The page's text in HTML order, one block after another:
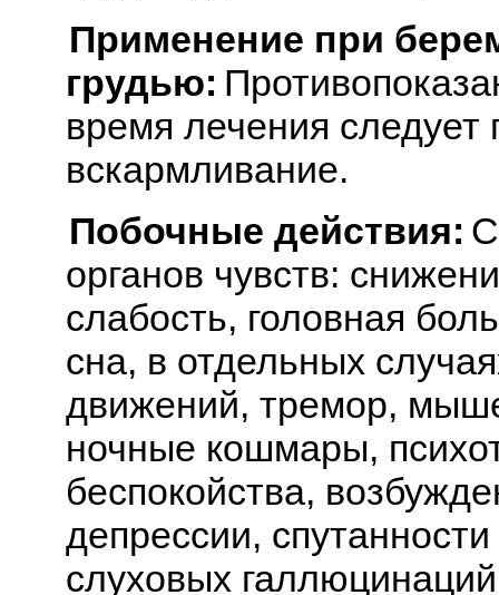
Применение при
грудью:
время лечения следует
вскармливание.
Побочные действия:
органов чувств:
слабость, головная
сна, в отдельных
движений, тремор,
ночные кошмары,
беспокойства,
депрессии,
слуховых